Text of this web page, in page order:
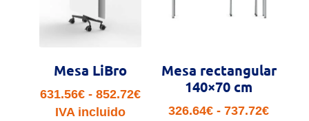
Mesa LiBro
631.56€ - 852.72€Rango
IVA incluido
Mesa rectangular
140×70 cm
326.64€ - 737.72€Rango